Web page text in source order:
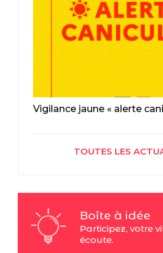
Vigilance jaune « alerte
TOUTES LES
Boîte à idée
Participez, votre
écoute.